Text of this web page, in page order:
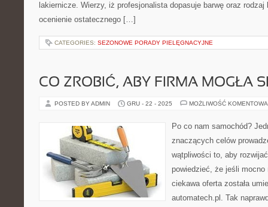
lakiernicze. Wierzy, iż profesjonalista dopasuje barwę oraz
ocenienie ostatecznego […]
CATEGORIES: SEZONOWE PORADY PIELĘGNACYJNE
CO ZROBIĆ, ABY FIRMA MOGŁA
POSTED BY ADMIN GRU - 22 - 2025 MOŻLIWOŚĆ
Po co nam samochód?
znaczących celów
wątpliwości to, aby
powiedzieć, że jeśli mocno
ciekawa oferta została
automatech.pl. Tak